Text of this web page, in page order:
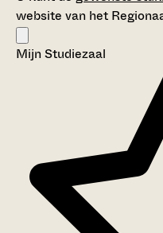
website van het
Mijn Studiezaal